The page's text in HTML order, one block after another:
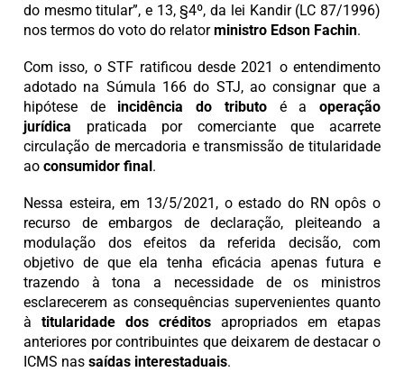
do mesmo titular”, e 13, §4º, da lei Kandir (LC 87/1996)
nos termos do voto do relatorministro Edson Fachin.
Com isso, o STF ratificou desde 2021 o entendimento
adotado na Súmula 166 do STJ, ao consignar que a
hipótese deincidência do tributoé aoperação
jurídica praticada por comerciante que acarrete
circulação de mercadoria e transmissão de titularidade
ao consumidor final.
Nessa esteira, em 13/5/2021, o estado do RN opôs o
recurso de embargos de declaração, pleiteando a
modulação dos efeitos da referida decisão, com
objetivo de que ela tenha eficácia apenas futura e
trazendo à tona a necessidade de os ministros
esclarecerem as consequências supervenientes quanto
à titularidade dos créditos apropriados em etapas
anteriores por contribuintes que deixarem de destacar o
ICMS nas saídas interestaduais.